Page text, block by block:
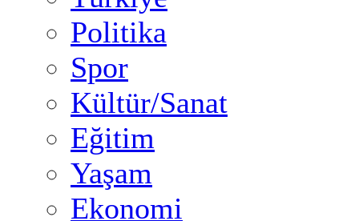
Politika
Spor
Kültür/Sanat
Eğitim
Yaşam
Ekonomi